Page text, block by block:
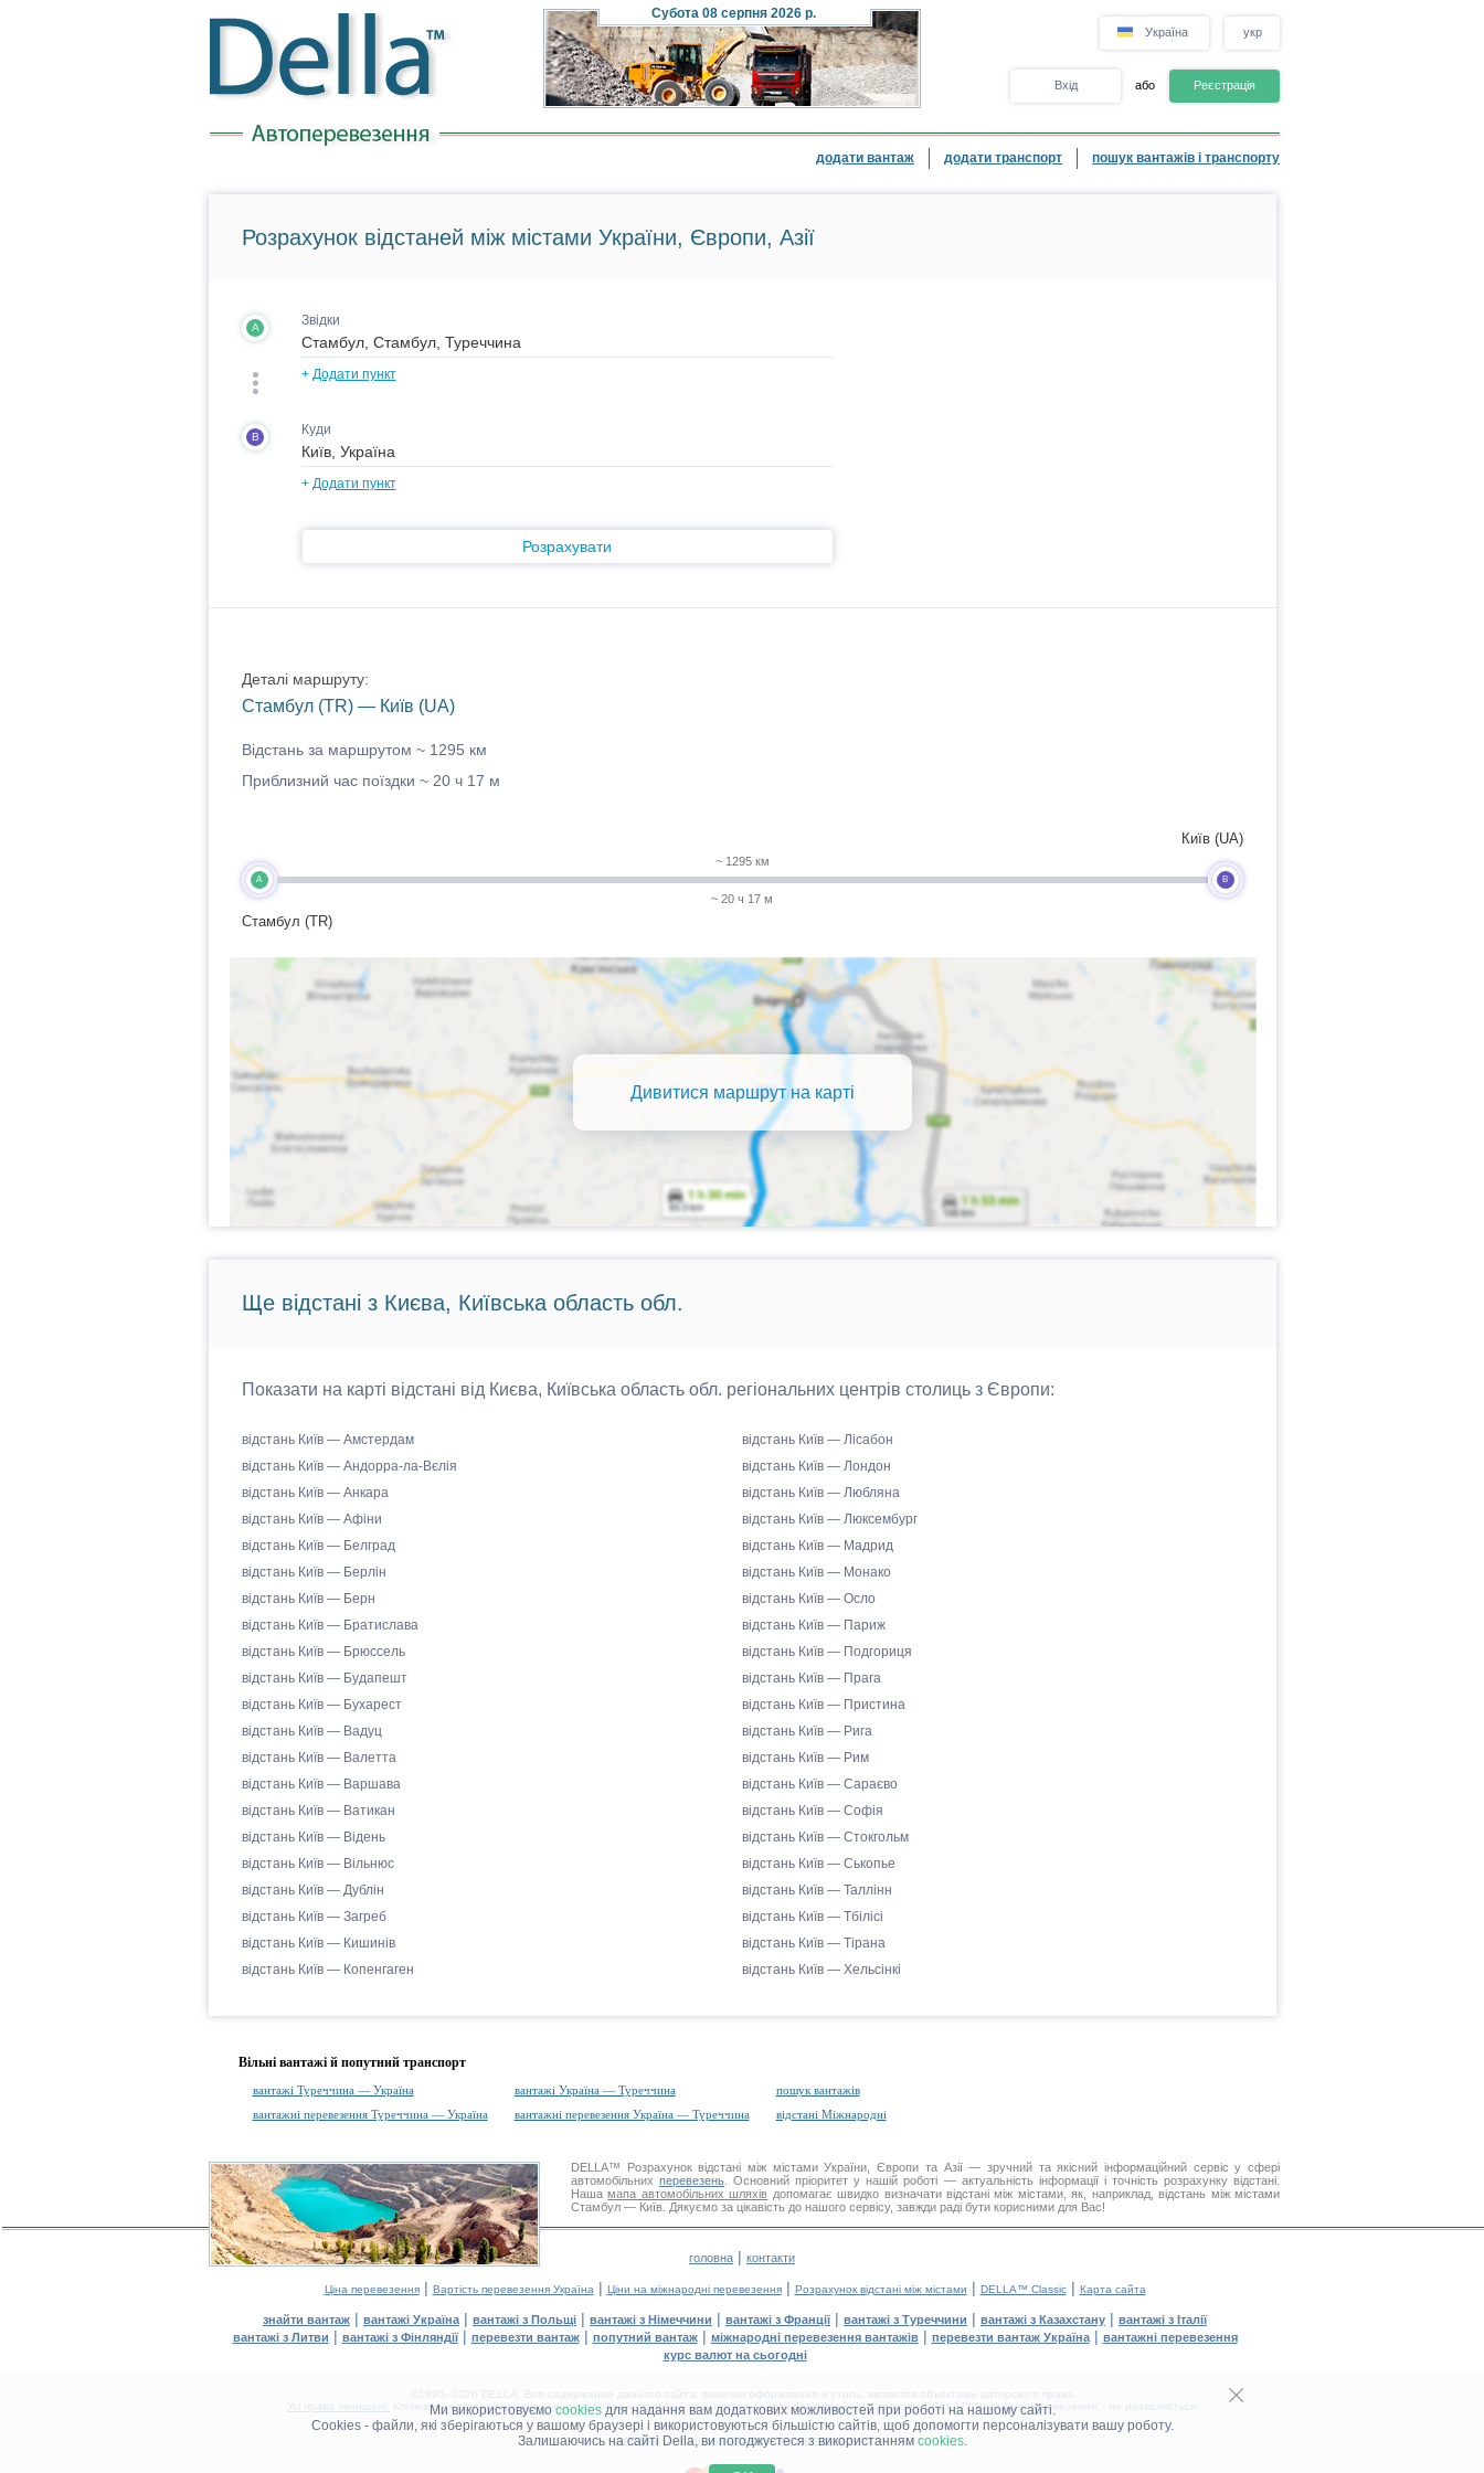
Субота08 серпня 2026 р.
Україна укр
Вхід або Реєстрація
додати вантаж додати транспорт пошук вантажів і транспорту
Ми використовуємо cookiesдля надання вам додаткових можливостей при роботі на нашому сайті.
Cookies - файли, які зберігаються у вашому браузері і використовуються більшістю сайтів, щоб допомогти персоналізувати вашу роботу.
Залишаючись на сайті Della, ви погоджуєтеся з використанням cookies.
Розрахунок відстаней між містами України, Європи, Азії
A Звідки
+ Додати пункт
B Куди
+ Додати пункт
Розрахувати
Деталі маршруту:
Стамбул (TR) — Київ (UA)
Відстань за маршрутом ~ 1295 км
Приблизний час поїздки ~ 20 ч 17 м
A
Стамбул (TR)
~ 1295 км
~ 20 ч 17 м
B
Київ (UA)
Дивитися маршрут на карті
Ще відстані з Києва, Київська область обл.
Показати на карті відстані від Києва, Київська область обл. регіональних центрів столиць з Європи:
відстань Київ — Амстердам
відстань Київ — Андорра-ла-Вєлія
відстань Київ — Анкара
відстань Київ — Афіни
відстань Київ — Белград
відстань Київ — Берлін
відстань Київ — Берн
відстань Київ — Братислава
відстань Київ — Брюссель
відстань Київ — Будапешт
відстань Київ — Бухарест
відстань Київ — Вадуц
відстань Київ — Валетта
відстань Київ — Варшава
відстань Київ — Ватикан
відстань Київ — Відень
відстань Київ — Вільнюс
відстань Київ — Дублін
відстань Київ — Загреб
відстань Київ — Кишинів
відстань Київ — Копенгаген
відстань Київ — Лісабон
відстань Київ — Лондон
відстань Київ — Любляна
відстань Київ — Люксембург
відстань Київ — Мадрид
відстань Київ — Монако
відстань Київ — Осло
відстань Київ — Париж
відстань Київ — Подгориця
відстань Київ — Прага
відстань Київ — Пристина
відстань Київ — Рига
відстань Київ — Рим
відстань Київ — Сараєво
відстань Київ — Софія
відстань Київ — Стокгольм
відстань Київ — Ськопье
відстань Київ — Таллінн
відстань Київ — Тбілісі
відстань Київ — Тірана
відстань Київ — Хельсінкі
Вільні вантажі й попутний транспорт
вантажі Туреччина — Україна вантажі Україна — Туреччина
пошук вантажів
вантажні перевезення Туреччина — Україна
вантажні перевезення Україна — Туреччина відстані Міжнародні
DELLA™ Розрахунок відстані між містами України, Європи та Азії — зручний та якісний інформаційний сервіс у сфері
автомобільнихперевезень . Основний пріоритет у нашій роботі — актуальність інформації і точність розрахунку відстані.
Нашамапа автомобільних шляхів допомагає швидко визначати відстані між містами, як, наприклад, відстань між містами
Стамбул — Київ. Дякуємо за цікавість до нашого сервісу, завжди раді бути корисними для Вас!
головна | контакти
Ціна перевезення| Вартість перевезення Україна | Ціни на міжнародні перевезення| Розрахунок відстані між містами | DELLA™ Classic| Карта сайта
знайти вантаж | вантажі Україна | вантажі з Польщі | вантажі з Німеччини | вантажі з Франції| вантажі з Туреччини | вантажі з Казахстану | вантажі з Італії
вантажі з Литви | вантажі з Фінляндії| перевезти вантаж| попутний вантаж| міжнародні перевезення вантажів| перевезти вантаж Україна| вантажні перевезення
курс валют на сьогодні
©1995–2026 DELLA. Все содержание данного сайта, включая оформление и стиль, являются объектами авторского права.
Усі права захищені.
Копіювання та розміщення в інших засобах інформації та інтернет-сайтах без офіційного дозволу 'DELLA™ Вантажні перевезення' - не дозволяється.
ДЕЛЛА® — ВАШІВАНТАЖНІ ПЕРЕВЕЗЕННЯ™!